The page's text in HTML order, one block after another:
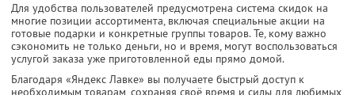
Для удобства пользователей предусмотрена система скидок на
многие позиции ассортимента, включая специальные акции на
готовые подарки и конкретные группы товаров. Те, кому важно
сэкономить не только деньги, но и время, могут воспользоваться
услугой заказа уже приготовленной еды прямо домой.
Благодаря «Яндекс Лавке» вы получаете быстрый доступ к
необходимым товарам, сохраняя своё время и силы для любимых